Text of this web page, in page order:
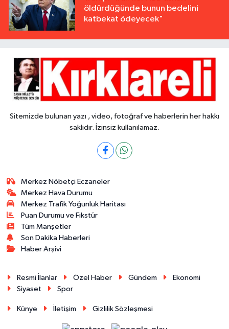
öldürdüğünde bunun bedelini
katbekat ödeyecek"
Sitemizde bulunan yazı , video, fotoğraf ve haberlerin her hakkı
saklıdır. İzinsiz kullanılamaz.
Merkez Nöbetçi Eczaneler
Merkez Hava Durumu
Merkez Trafik Yoğunluk Haritası
Puan Durumu ve Fikstür
Tüm Manşetler
Son Dakika Haberleri
Haber Arşivi
Resmi İlanlar Özel Haber Gündem
Ekonomi
Siyaset
Spor
Künye İletişim Gizlilik Sözleşmesi